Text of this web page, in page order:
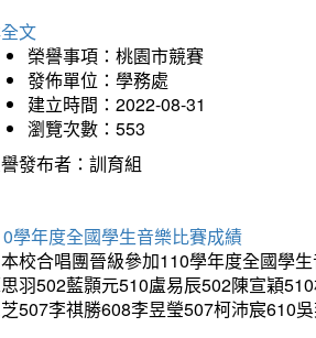
文
榮譽事項：桃園市競賽
發佈單位：學務處
建立時間：2022-08-31
瀏覽次數：553
發布者：訓育組
學年度全國學生音樂比賽成績
校合唱團晉級參加110學年度全國學
羽502藍顥元510盧易辰502陳宣穎
507李祺勝608李昱瑩507柯沛宸610